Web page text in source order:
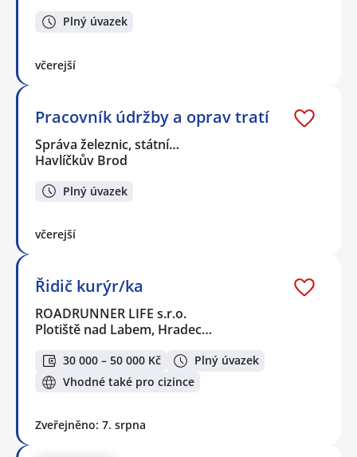
Plný úvazek
včerejší
Pracovník údržby a oprav tratí
Správa železnic, státní…
Havlíčkův Brod
Plný úvazek
včerejší
Řidič kurýr/ka
ROADRUNNER LIFE s.r.o.
Plotiště nad Labem, Hradec…
30 000 – 50 000 Kč
Plný úvazek
Vhodné také pro cizince
Zveřejněno: 7. srpna